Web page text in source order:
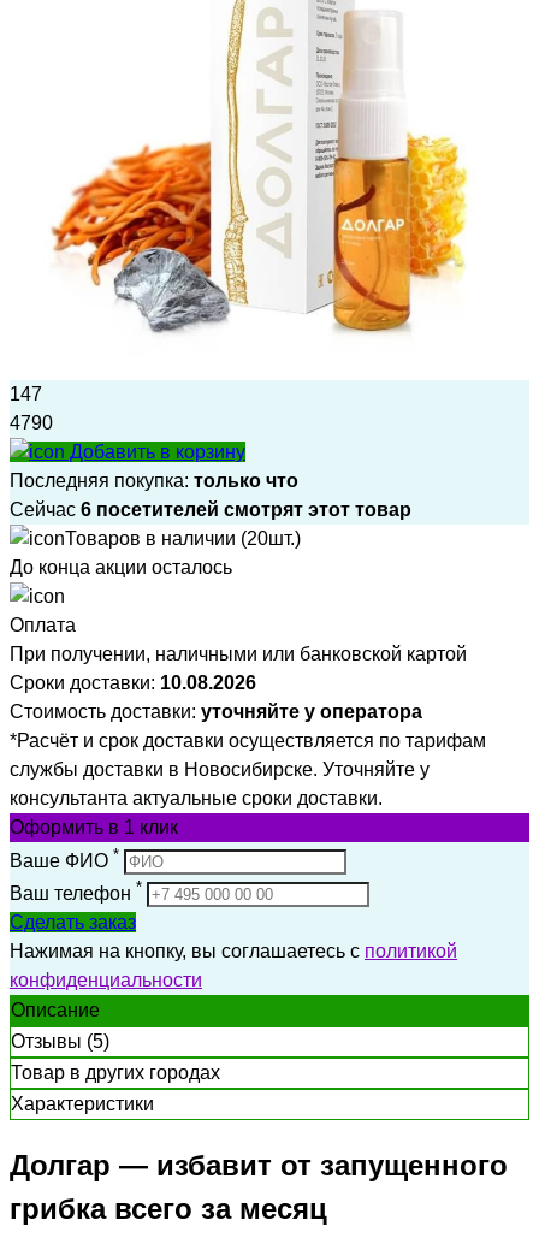
147
4790
Добавить в корзину
Последняя покупка: только что
Сейчас 6 посетителей смотрят этот товар
Товаров в наличии (20шт.)
До конца акции осталось
Оплата
При получении, наличными или банковской картой
Сроки доставки: 10.08.2026
Стоимость доставки: уточняйте у оператора
*Расчёт и срок доставки осуществляется по тарифам
службы доставки в Новосибирске. Уточняйте у
консультанта актуальные сроки доставки.
Оформить в 1 клик
Ваше ФИО *
Ваш телефон *
Сделать заказ
Нажимая на кнопку, вы соглашаетесь с политикой
конфиденциальности
Описание
Отзывы (5)
Товар в других городах
Характеристики
Долгар — избавит от запущенного
грибка всего за месяц